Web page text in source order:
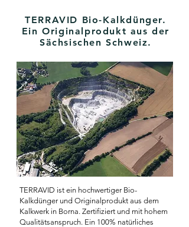
TERRAVID Bio-Kalkdünger.
Ein Originalprodukt aus der
Sächsischen Schweiz.
TERRAVID ist ein hochwertiger Bio-
Kalkdünger und Originalprodukt aus dem
Kalkwerk in Borna. Zertifiziert und mit hohem
Qualitätsanspruch. Ein 100% natürliches